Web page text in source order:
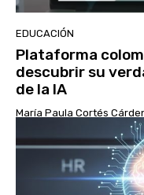
EDUCACIÓN
Plataforma
descubrir su
de la IA
María Paula Cortés